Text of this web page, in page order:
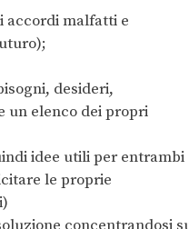
accordi malfatti e
desideri,
un elenco dei propri
idee utili per entrambi
le proprie